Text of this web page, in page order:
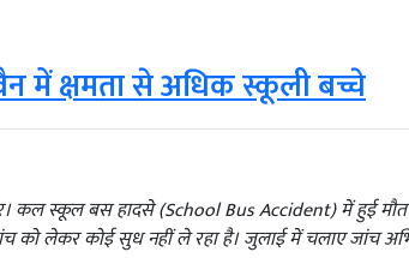
में क्षमता से अधिक स्कूली बच्चे
कल स्कूल बस हादसे (School Bus Accident) में हुई
को लेकर कोई सुध नहीं ले रहा है। जुलाई में चलाए जांच